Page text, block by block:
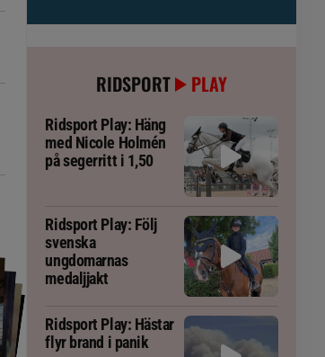
RIDSPORT PLAY
Ridsport Play: Häng
med Nicole Holmén
på segerritt i 1,50
Ridsport Play: Följ
svenska
ungdomarnas
medaljjakt
Ridsport Play: Hästar
flyr brand i panik